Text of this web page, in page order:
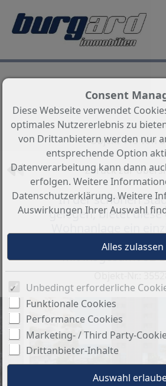
Objekt 115 von
Zurück zur
In der schönen
gelegen, bietet diese
Wohnerlebnis in erster
Mit insgesamt 52
Objekt-Nr.:
Consent
Diese Webseite verwendet
optimales Nutzererlebnis zu
von Drittanbietern werden nur
entsprechende Option
Datenverarbeitung kann dann
erfolgen. Weitere
Datenschutzerklärung. Weitere
Auswirkungen Ihrer Auswahl
Unbedingt erforderliche
Funktionale Cookies
Performance Cookies
Marketing- / Third Party-
Drittanbieter-Inhalte